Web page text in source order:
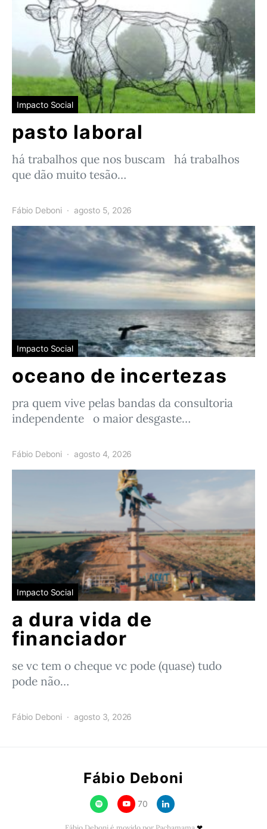
Impacto Social
pasto laboral
há trabalhos que nos buscam há trabalhos
que dão muito tesão…
Fábio Deboni agosto 5, 2026
Impacto Social
oceano de incertezas
pra quem vive pelas bandas da consultoria
independente o maior desgaste…
Fábio Deboni agosto 4, 2026
Impacto Social
a dura vida de
financiador
se vc tem o cheque vc pode (quase) tudo
pode não…
Fábio Deboni agosto 3, 2026
Fábio Deboni
70